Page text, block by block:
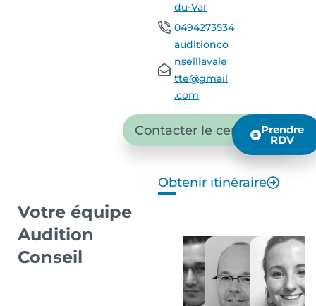
du-Var
0494273534
auditionco
nseillavale
tte@gmail
.com
Contacter le centre Prendre
RDV
Obtenir itinéraire
Votre équipe
Audition
Conseil